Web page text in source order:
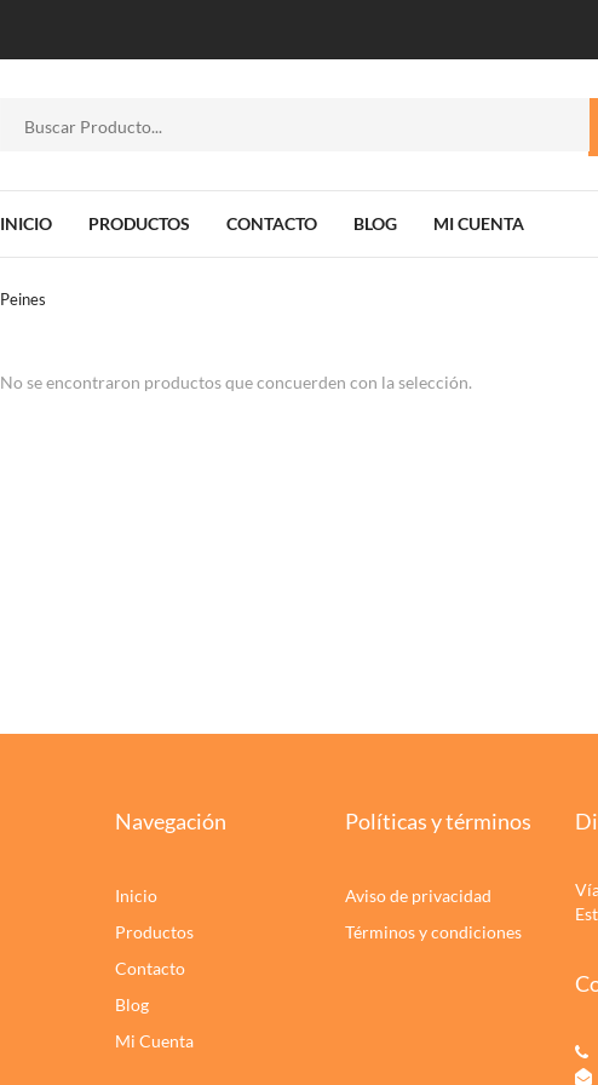
INICIO PRODUCTOS CONTACTO BLOG MI CUENTA
Peines
No se encontraron productos que concuerden con la selección.
Navegación
Inicio
Productos
Contacto
Blog
Mi Cuenta
Políticas y términos
Aviso de privacidad
Términos y condiciones